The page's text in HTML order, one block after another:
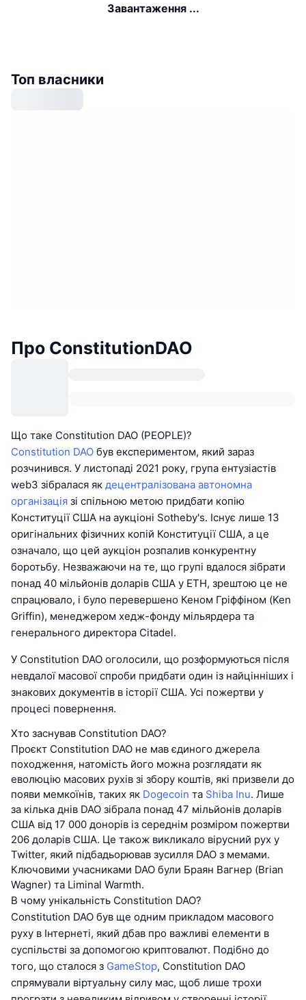
Завантаження ...
Топ власники
Про ConstitutionDAO
Що таке Constitution DAO (PEOPLE)?
Constitution DAO був експериментом, який зараз
розчинився. У листопаді 2021 року, група ентузіастів
web3 зібралася як децентралізована автономна
організація зі спільною метою придбати копію
Конституції США на аукціоні Sotheby's. Існує лише 13
оригінальних фізичних копій Конституції США, а це
означало, що цей аукціон розпалив конкурентну
боротьбу. Незважаючи на те, що групі вдалося зібрати
понад 40 мільйонів доларів США у ETH, зрештою це не
спрацювало, і було перевершено Кеном Гріффіном (Ken
Griffin), менеджером хедж-фонду мільярдера та
генерального директора Citadel.
У Constitution DAO оголосили, що розформуються після
невдалої масової спроби придбати один із найцінніших і
знакових документів в історії США. Усі пожертви у
процесі повернення.
Хто заснував Constitution DAO?
Проєкт Constitution DAO не мав єдиного джерела
походження, натомість його можна розглядати як
еволюцію масових рухів зі збору коштів, які призвели до
появи мемкоїнів, таких як Dogecoin та Shiba Inu. Лише
за кілька днів DAO зібрала понад 47 мільйонів доларів
США від 17 000 донорів із середнім розміром пожертви
206 доларів США. Це також викликало вірусний рух у
Twitter, який підбадьорював зусилля DAO з мемами.
Ключовими учасниками DAO були Браян Вагнер (Brian
Wagner) та Liminal Warmth.
В чому унікальність Constitution DAO?
Constitution DAO був ще одним прикладом масового
руху в Інтернеті, який дбав про важливі елементи в
суспільстві за допомогою криптовалют. Подібно до
того, що сталося з GameStop, Constitution DAO
спрямували віртуальну силу мас, щоб лише трохи